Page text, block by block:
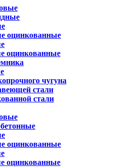
оцинкованные
оцинкованные
чугуна
стали
стали
оцинкованные
оцинкованные